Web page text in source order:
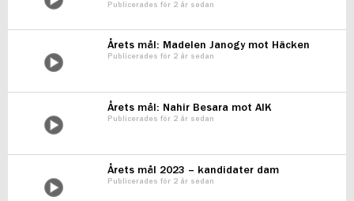
Publicerades för 2 år sedan
Årets mål: Madelen Janogy mot Häcken
Publicerades för 2 år sedan
Årets mål: Nahir Besara mot AIK
Publicerades för 2 år sedan
Årets mål 2023 – kandidater dam
Publicerades för 2 år sedan